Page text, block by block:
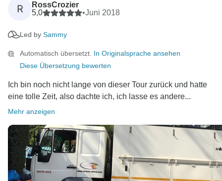
R
RossCrozier
5,0
•Juni 2018
Led by Sammy
Automatisch übersetzt. In Originalsprache ansehen
Diese Übersetzung bewerten
Ich bin noch nicht lange von dieser Tour zurück und hatte
eine tolle Zeit, also dachte ich, ich lasse es andere...
Mehr anzeigen